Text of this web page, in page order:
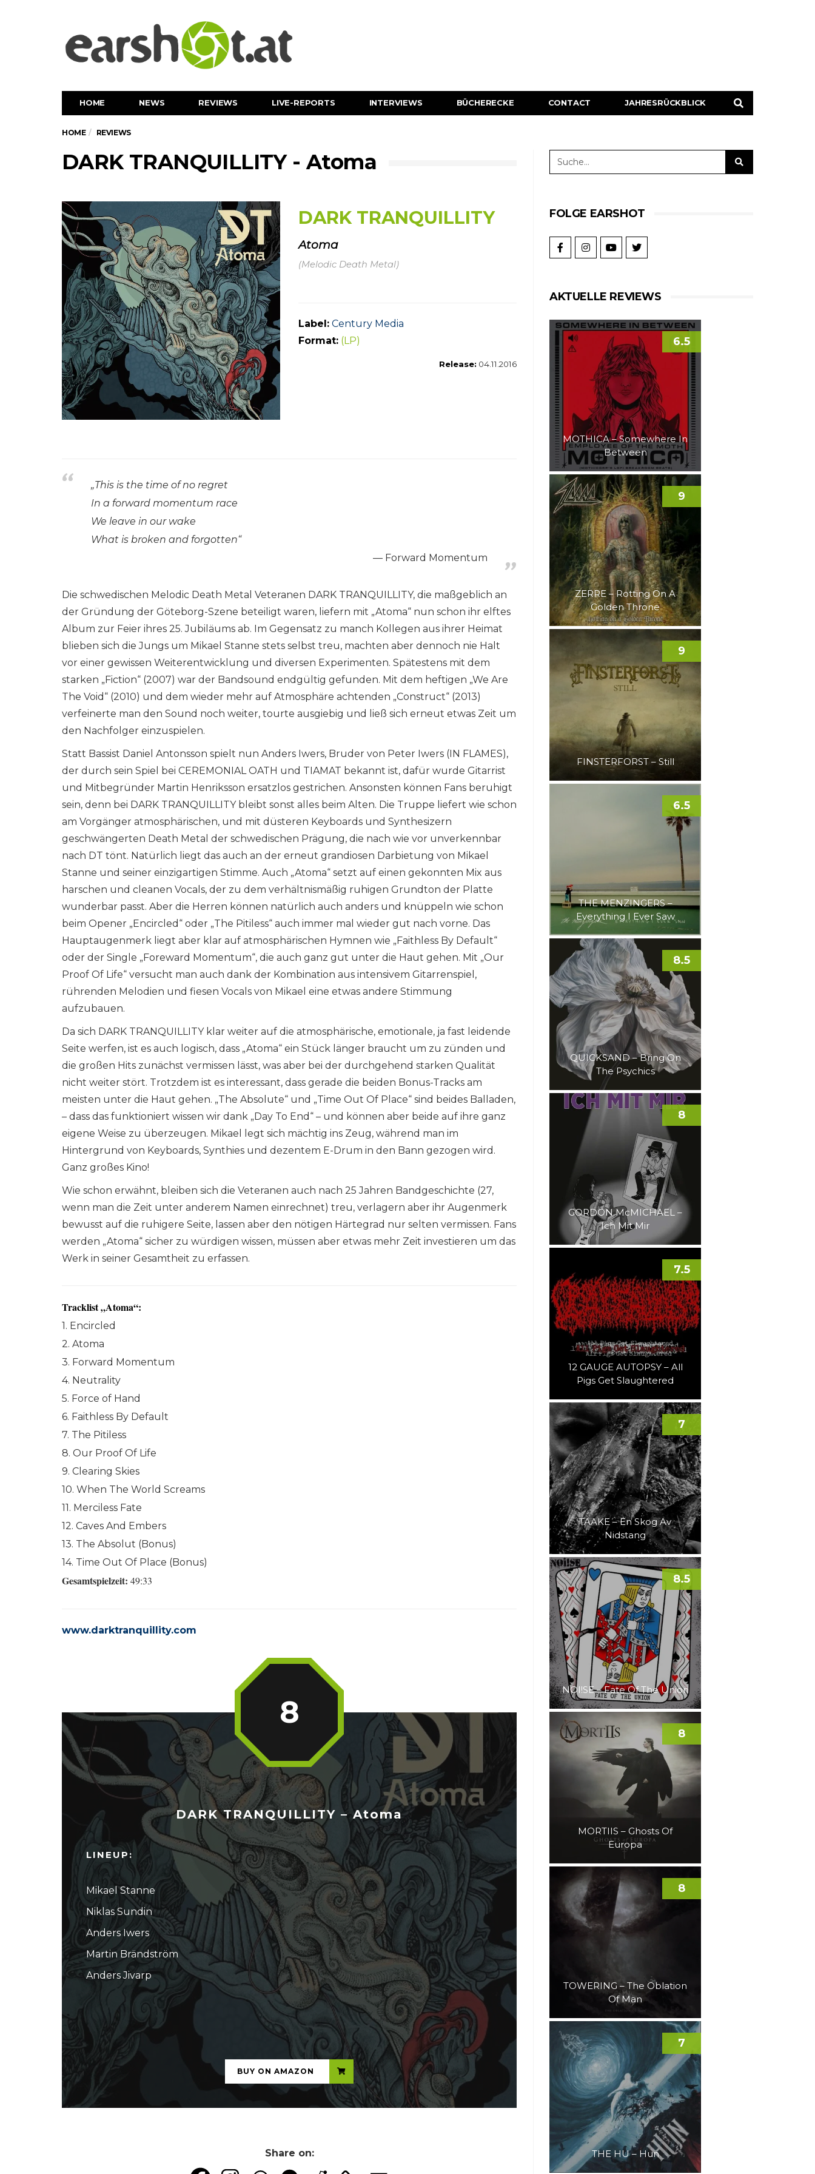
HOME NEWS REVIEWS LIVE-REPORTS INTERVIEWS BÜCHERECKE CONTACT JAHRESRÜCKBLICK
HOME REVIEWS
DARK TRANQUILLITY - Atoma
DARK TRANQUILLITY
Atoma
(Melodic Death Metal)
Label: Century Media
Format: (LP)
Release: 04.11.2016
„This is the time of no regret
In a forward momentum race
We leave in our wake
What is broken and forgotten“
Forward Momentum
Die schwedischen Melodic Death Metal Veteranen DARK TRANQUILLITY, die maßgeblich an
der Gründung der Göteborg-Szene beteiligt waren, liefern mit „Atoma“ nun schon ihr elftes
Album zur Feier ihres 25. Jubiläums ab. Im Gegensatz zu manch Kollegen aus ihrer Heimat
blieben sich die Jungs um Mikael Stanne stets selbst treu, machten aber dennoch nie Halt
vor einer gewissen Weiterentwicklung und diversen Experimenten. Spätestens mit dem
starken „Fiction“ (2007) war der Bandsound endgültig gefunden. Mit dem heftigen „We Are
The Void“ (2010) und dem wieder mehr auf Atmosphäre achtenden „Construct“ (2013)
verfeinerte man den Sound noch weiter, tourte ausgiebig und ließ sich erneut etwas Zeit um
den Nachfolger einzuspielen.
Statt Bassist Daniel Antonsson spielt nun Anders Iwers, Bruder von Peter Iwers (IN FLAMES),
der durch sein Spiel bei CEREMONIAL OATH und TIAMAT bekannt ist, dafür wurde Gitarrist
und Mitbegründer Martin Henriksson ersatzlos gestrichen. Ansonsten können Fans beruhigt
sein, denn bei DARK TRANQUILLITY bleibt sonst alles beim Alten. Die Truppe liefert wie schon
am Vorgänger atmosphärischen, und mit düsteren Keyboards und Synthesizern
geschwängerten Death Metal der schwedischen Prägung, die nach wie vor unverkennbar
nach DT tönt. Natürlich liegt das auch an der erneut grandiosen Darbietung von Mikael
Stanne und seiner einzigartigen Stimme. Auch „Atoma“ setzt auf einen gekonnten Mix aus
harschen und cleanen Vocals, der zu dem verhältnismäßig ruhigen Grundton der Platte
wunderbar passt. Aber die Herren können natürlich auch anders und knüppeln wie schon
beim Opener „Encircled“ oder „The Pitiless“ auch immer mal wieder gut nach vorne. Das
Hauptaugenmerk liegt aber klar auf atmosphärischen Hymnen wie „Faithless By Default“
oder der Single „Foreward Momentum“, die auch ganz gut unter die Haut gehen. Mit „Our
Proof Of Life“ versucht man auch dank der Kombination aus intensivem Gitarrenspiel,
rührenden Melodien und fiesen Vocals von Mikael eine etwas andere Stimmung
aufzubauen.
Da sich DARK TRANQUILLITY klar weiter auf die atmosphärische, emotionale, ja fast leidende
Seite werfen, ist es auch logisch, dass „Atoma“ ein Stück länger braucht um zu zünden und
die großen Hits zunächst vermissen lässt, was aber bei der durchgehend starken Qualität
nicht weiter stört. Trotzdem ist es interessant, dass gerade die beiden Bonus-Tracks am
meisten unter die Haut gehen. „The Absolute“ und „Time Out Of Place“ sind beides Balladen,
– dass das funktioniert wissen wir dank „Day To End“ – und können aber beide auf ihre ganz
eigene Weise zu überzeugen. Mikael legt sich mächtig ins Zeug, während man im
Hintergrund von Keyboards, Synthies und dezentem E-Drum in den Bann gezogen wird.
Ganz großes Kino!
Wie schon erwähnt, bleiben sich die Veteranen auch nach 25 Jahren Bandgeschichte (27,
wenn man die Zeit unter anderem Namen einrechnet) treu, verlagern aber ihr Augenmerk
bewusst auf die ruhigere Seite, lassen aber den nötigen Härtegrad nur selten vermissen. Fans
werden „Atoma“ sicher zu würdigen wissen, müssen aber etwas mehr Zeit investieren um das
Werk in seiner Gesamtheit zu erfassen.
Tracklist „Atoma“:
1. Encircled
2. Atoma
3. Forward Momentum
4. Neutrality
5. Force of Hand
6. Faithless By Default
7. The Pitiless
8. Our Proof Of Life
9. Clearing Skies
10. When The World Screams
11. Merciless Fate
12. Caves And Embers
13. The Absolut (Bonus)
14. Time Out Of Place (Bonus)
Gesamtspielzeit: 49:33
www.darktranquillity.com
DARK TRANQUILLITY – Atoma
LINEUP:
Mikael Stanne
Niklas Sundin
Anders Iwers
Martin Brändström
Anders Jivarp
8
...
BUY ON AMAZON
Share on:
FOLGE EARSHOT
AKTUELLE REVIEWS
MOTHICA – Somewhere In
Between
6.5
ZERRE – Rotting On A
Golden Throne
9
FINSTERFORST – Still
9
THE MENZINGERS –
Everything I Ever Saw
6.5
QUICKSAND – Bring On
The Psychics
8.5
GORDON McMICHAEL –
Ich Mit Mir
8
12 GAUGE AUTOPSY – All
Pigs Get Slaughtered
7.5
TAAKE – En Skog Av
Nidstang
7
NOI!SE – Fate Of The Union
8.5
MORTIIS – Ghosts Of
Europa
8
TOWERING – The Oblation
Of Man
8
THE HU – Hun
7